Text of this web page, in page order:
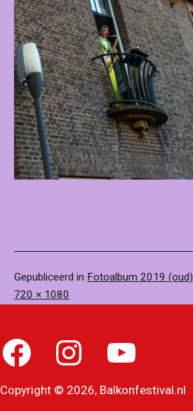
Gepubliceerd in Fotoalbum 2019 (oud)
Volledige
720 × 1080
Copyright © 2026, Balkonfestival.nl
Facebook Instagram